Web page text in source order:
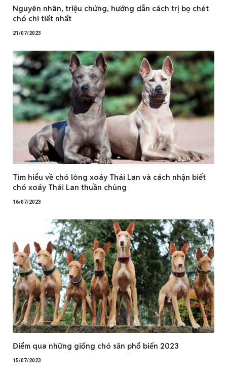
Nguyên nhân, triệu chứng, hướng dẫn cách trị bọ chét
chó chi tiết nhất
21/07/2023
Tìm hiểu về chó lông xoáy Thái Lan và cách nhận biết
chó xoáy Thái Lan thuần chủng
16/07/2023
Điểm qua những giống chó săn phổ biến 2023
15/07/2023